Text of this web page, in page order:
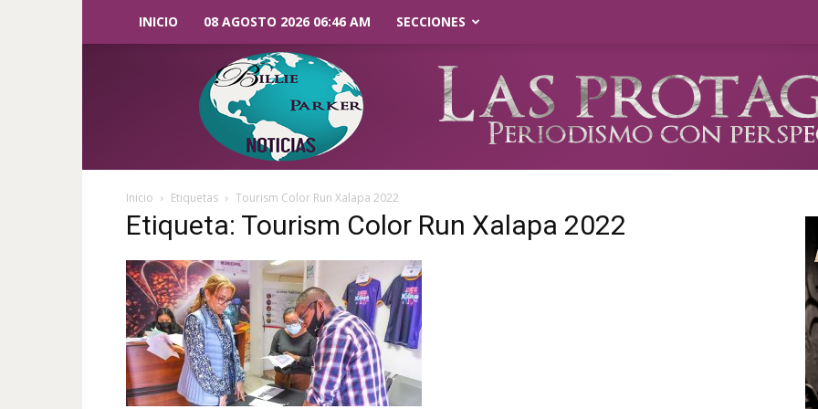
INICIO 08 AGOSTO 2026 06:46 AM SECCIONES
Parker
Noticias
Inicio Etiquetas Tourism Color Run Xalapa 2022
Etiqueta: Tourism Color Run Xalapa 2022